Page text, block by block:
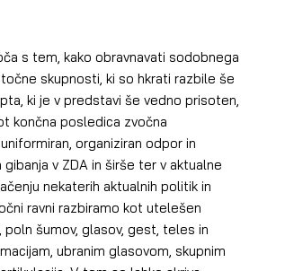
s tem, kako obravnavati sodobnega
skupnosti, ki so hkrati razbile še
ki je v predstavi še vedno prisoten,
končna posledica zvočna
organiziran odpor in
v ZDA in širše ter v aktualne
nekaterih aktualnih politik in
ravni razbiramo kot utelešen
šumov, glasov, gest, teles in
ubranim glasovom, skupnim